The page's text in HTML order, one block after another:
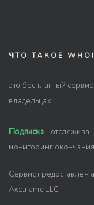
ЧТО ТАКОЕ
это бесплатный
владельцах.
Подписка -
мониторинг
Сервис предоставлен
Axelname LLC